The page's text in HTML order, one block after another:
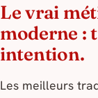
Le vrai
moderne :
intention.
Les meilleurs